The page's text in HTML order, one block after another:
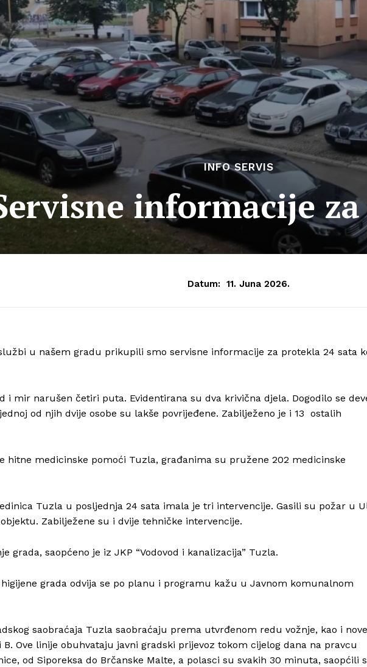
Impressum
INFO SERVIS
informacije
Datum: 11. Juna 2026.
u našem gradu prikupili smo servisne informacije za protekla 24 sata
i mir narušen četiri puta. Evidentirana su dva krivična djela. Dogodilo se
od njih dvije osobe su lakše povrijeđene. Zabilježeno je i 13 ostalih
hitne medicinske pomoći Tuzla, građanima su pružene 202 medicinske
Tuzla u posljednja 24 sata imala je tri intervencije. Gasili su požar u
Zabilježene su i dvije tehničke intervencije.
grada, saopćeno je iz JKP “Vodovod i kanalizacija” Tuzla.
grada odvija se po planu i programu kažu u Javnom komunalnom
saobraćaja Tuzla saobraćaju prema utvrđenom redu vožnje, kao i nove
Ove linije obuhvataju javni gradski prijevoz tokom cijelog dana na pravcu
od Siporeksa do Brčanske Malte, a polasci su svakih 30 minuta, saopćili